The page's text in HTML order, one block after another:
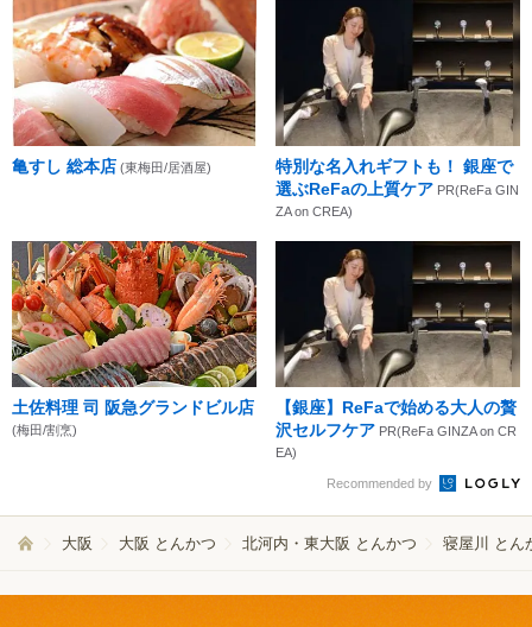
亀すし 総本店 (東梅田/居酒屋)
特別な名入れギフトも！ 銀座で
選ぶReFaの上質ケア PR(ReFa GIN
ZA on CREA)
土佐料理 司 阪急グランドビル店
(梅田/割烹)
【銀座】ReFaで始める大人の贅
沢セルフケア PR(ReFa GINZA on CR
EA)
Recommended by
大阪 大阪 とんかつ 北河内・東大阪 とんかつ 寝屋川 とん